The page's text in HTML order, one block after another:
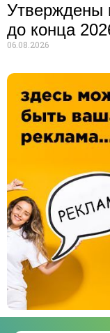
Утверждены
до конца
06.08.2026